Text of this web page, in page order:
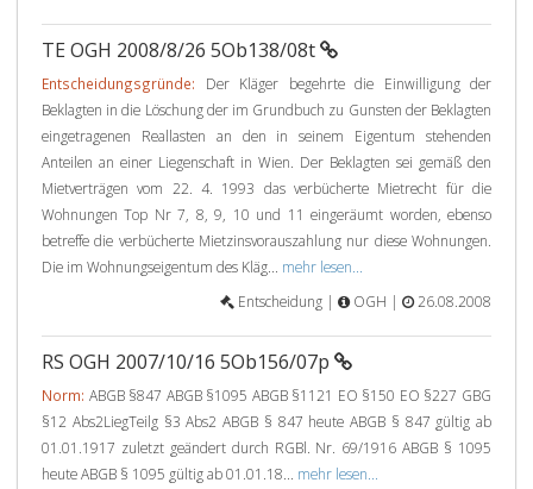
TE OGH 2008/8/26 5Ob138/08t
Entscheidungsgründe: Der Kläger begehrte die Einwilligung der
Beklagten in die Löschung der im Grundbuch zu Gunsten der Beklagten
eingetragenen Reallasten an den in seinem Eigentum stehenden
Anteilen an einer Liegenschaft in Wien. Der Beklagten sei gemäß den
Mietverträgen vom 22. 4. 1993 das verbücherte Mietrecht für die
Wohnungen Top Nr 7, 8, 9, 10 und 11 eingeräumt worden, ebenso
betreffe die verbücherte Mietzinsvorauszahlung nur diese Wohnungen.
Die im Wohnungseigentum des Kläg... mehr lesen...
Entscheidung |
OGH | 26.08.2008
RS OGH 2007/10/16 5Ob156/07p
Norm: ABGB §847 ABGB §1095 ABGB §1121 EO §150 EO §227 GBG
§12 Abs2LiegTeilg §3 Abs2 ABGB § 847 heute ABGB § 847 gültig ab
01.01.1917 zuletzt geändert durch RGBl. Nr. 69/1916 ABGB § 1095
heute ABGB § 1095 gültig ab 01.01.18... mehr lesen...